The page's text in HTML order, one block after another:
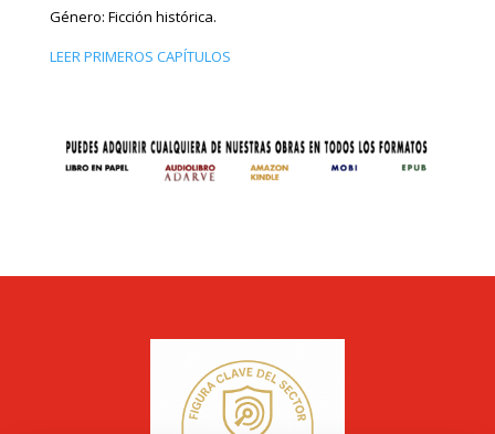
Género: Ficción histórica.
LEER PRIMEROS CAPÍTULOS